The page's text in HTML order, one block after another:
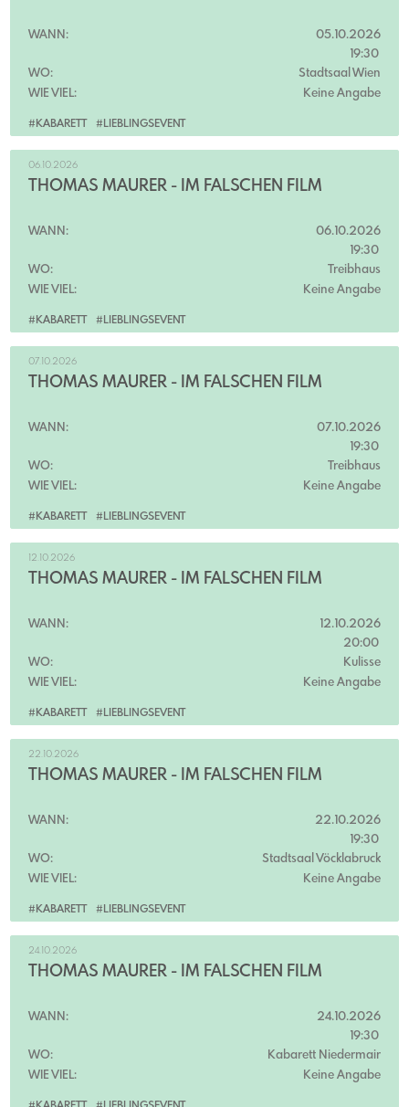
#KABARETT #LIEBLINGSEVENT
WANN:
05.10.2026
19:30
WO:
Stadtsaal Wien
WIE VIEL:
Keine Angabe
#KABARETT #LIEBLINGSEVENT
06.10.2026
THOMAS MAURER - IM FALSCHEN FILM
WANN:
06.10.2026
19:30
WO:
Treibhaus
WIE VIEL:
Keine Angabe
#KABARETT #LIEBLINGSEVENT
07.10.2026
THOMAS MAURER - IM FALSCHEN FILM
WANN:
07.10.2026
19:30
WO:
Treibhaus
WIE VIEL:
Keine Angabe
#KABARETT #LIEBLINGSEVENT
12.10.2026
THOMAS MAURER - IM FALSCHEN FILM
WANN:
12.10.2026
20:00
WO:
Kulisse
WIE VIEL:
Keine Angabe
#KABARETT #LIEBLINGSEVENT
22.10.2026
THOMAS MAURER - IM FALSCHEN FILM
WANN:
22.10.2026
19:30
WO:
Stadtsaal Vöcklabruck
WIE VIEL:
Keine Angabe
24.10.2026
THOMAS MAURER - IM FALSCHEN FILM
WANN:
24.10.2026
19:30
WO:
Kabarett Niedermair
WIE VIEL:
Keine Angabe